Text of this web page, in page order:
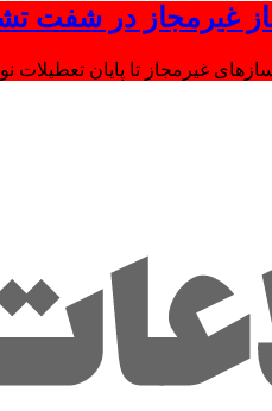
غیرمجاز در شفت
تا پایان تعطیلات